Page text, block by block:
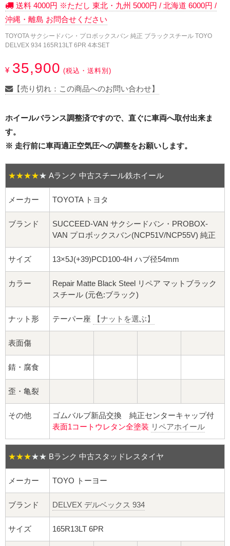
13インチ：夏タイヤホイール
14インチ：夏タイヤホイール
15インチ：夏タイヤホイール
16インチ：夏タイヤホイール
17インチ：夏タイヤホイール
19インチ：夏タイヤホイール
20インチ：夏タイヤホイール
ホイールナット
平面座ナット
ロング平面ナット
ショート平面ナット
球面座ナット
ロング球面ナット
ショート球面ナット
貫通ナット
袋ナット
ロング袋ナット
ショート袋ナット
スチール鉄ホイール
送料 4000円 ※ただし 東北・九州 5000円 / 北海道 6000円 /
沖縄・離島 お問合せください
TOYOTA サクシードバン・プロボックスバン 純正 ブラックスチール TOYO
DELVEX 934 165R13LT 6PR 4本SET
¥ 35,900 (税込・送料別)
【売り切れ：この商品へのお問い合わせ】
ホイールバランス調整済ですので、直ぐに車両へ取付出来ま
す。
※ 走行前に車両適正空気圧への調整をお願いします。
★★★★★ Aランク 中古スチール鉄ホイール
メーカー TOYOTA トヨタ
ブランド
SUCCEED-VAN サクシードバン・PROBOX-
VAN プロボックスバン(NCP51V/NCP55V) 純正
サイズ 13×5J(+39)PCD100-4H ハブ径54mm
カラー
Repair Matte Black Steel リペア マットブラック
スチール (元色:ブラック)
ナット形 テーパー座 【ナットを選ぶ】
表面傷
錆・腐食
歪・亀裂
その他
ゴムバルブ新品交換 純正センターキャップ付
表面1コートウレタン全塗装 リペアホイール
★★★★★ Bランク 中古スタッドレスタイヤ
メーカー TOYO トーヨー
ブランド DELVEX デルベックス 934
サイズ 165R13LT 6PR